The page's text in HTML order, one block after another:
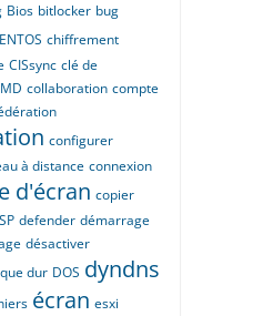
Bios bitlocker bug
chiffrement
CISsync clé de
collaboration compte
configurer
à distance connexion
d'écran copier
defender démarrage
désactiver
dur DOS dyndns
écran esxi